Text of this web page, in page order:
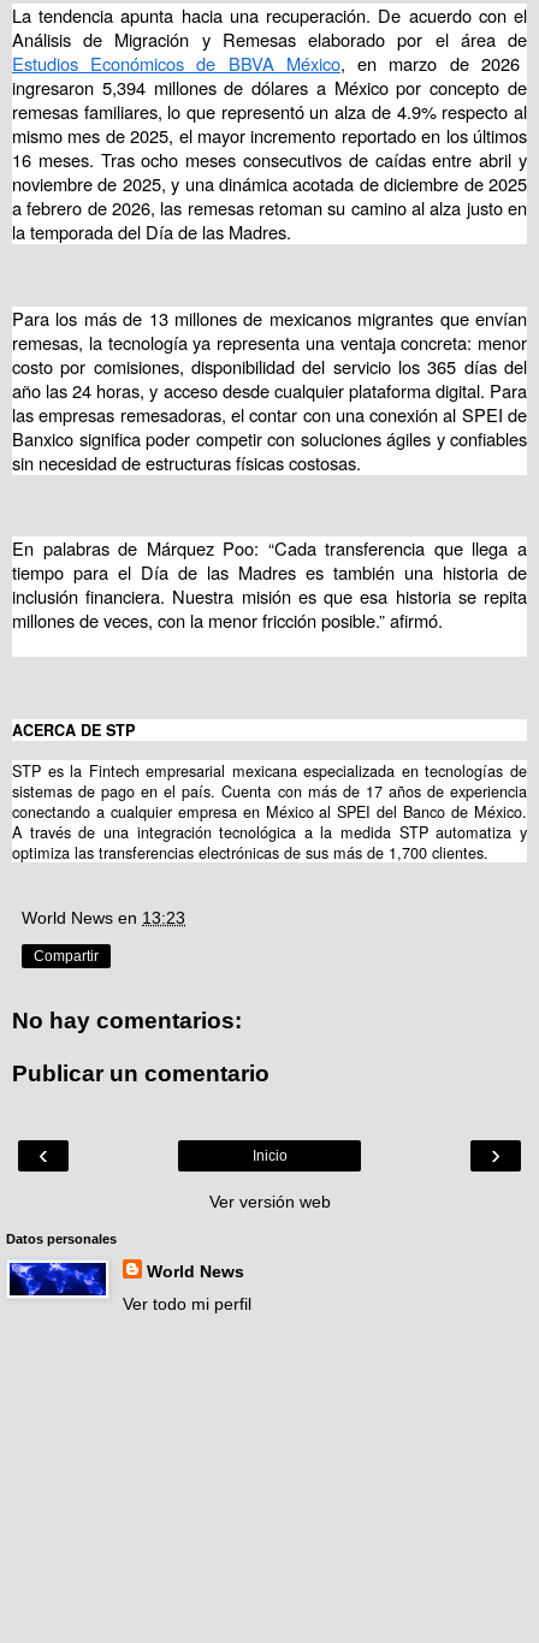
La tendencia apunta hacia una recuperación. De acuerdo con el
Análisis de Migración y Remesas elaborado por el área de
Estudios Económicos de BBVA México, en marzo de 2026
ingresaron 5,394 millones de dólares a México por concepto de
remesas familiares, lo que representó un alza de 4.9% respecto al
mismo mes de 2025, el mayor incremento reportado en los últimos
16 meses. Tras ocho meses consecutivos de caídas entre abril y
noviembre de 2025, y una dinámica acotada de diciembre de 2025
a febrero de 2026, las remesas retoman su camino al alza justo en
la temporada del Día de las Madres.
Para los más de 13 millones de mexicanos migrantes que envían
remesas, la tecnología ya representa una ventaja concreta: menor
costo por comisiones, disponibilidad del servicio los 365 días del
año las 24 horas, y acceso desde cualquier plataforma digital. Para
las empresas remesadoras, el contar con una conexión al SPEI de
Banxico significa poder competir con soluciones ágiles y confiables
sin necesidad de estructuras físicas costosas.
En palabras de Márquez Poo: “Cada transferencia que llega a
tiempo para el Día de las Madres es también una historia de
inclusión financiera. Nuestra misión es que esa historia se repita
millones de veces, con la menor fricción posible.” afirmó.
ACERCA DE STP
STP es la Fintech empresarial mexicana especializada en tecnologías de
sistemas de pago en el país. Cuenta con más de 17 años de experiencia
conectando a cualquier empresa en México al SPEI del Banco de México.
A través de una integración tecnológica a la medida STP automatiza y
optimiza las transferencias electrónicas de sus más de 1,700 clientes.
World News en 13:23
Compartir
No hay comentarios:
Publicar un comentario
‹ ›
Inicio
Ver versión web
Datos personales
World News
Ver todo mi perfil